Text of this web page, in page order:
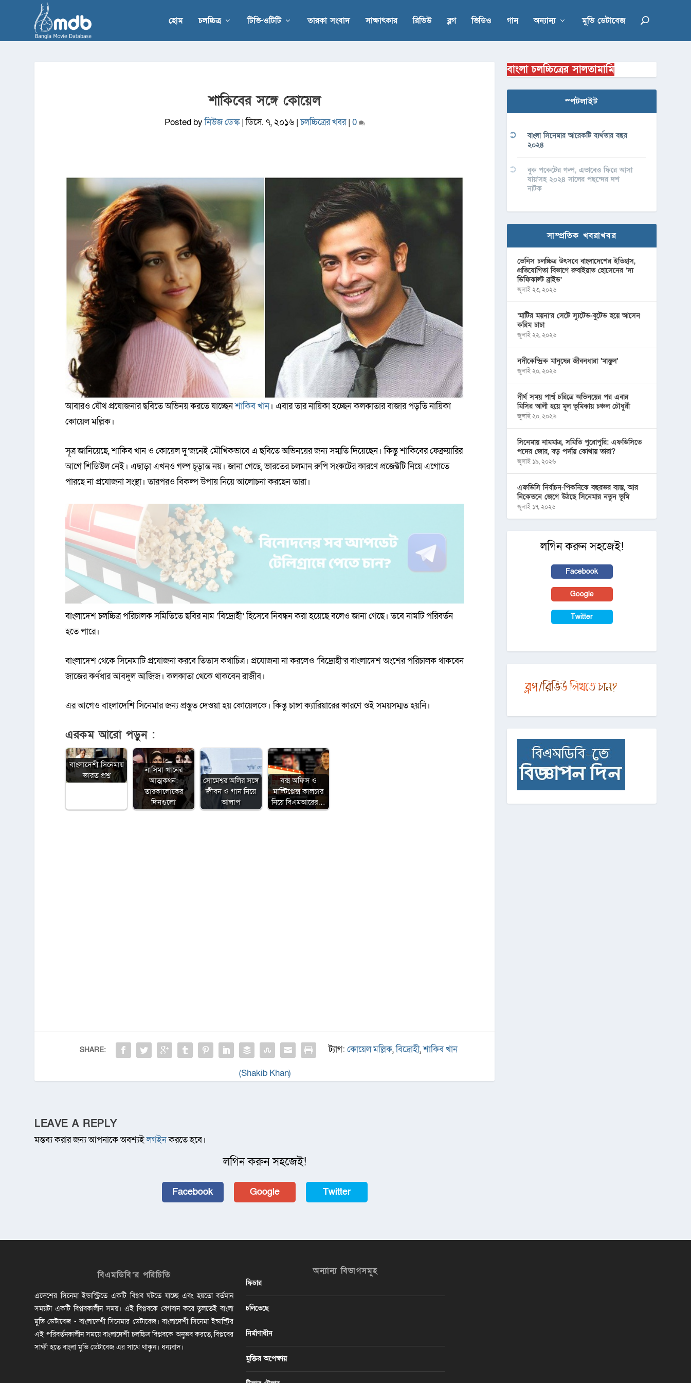
হোম চলচ্চিত্র টিভি-ওটিটি তারকা সংবাদ সাক্ষাৎকার রিভিউ ব্লগ ভিডিও গান অন্যান্য মুভি ডেটাবেজ
শাকিবের সঙ্গে কোয়েল
Posted byনিউজ ডেস্ক|ডিসে. ৭, ২০১৬|চলচ্চিত্রের খবর| 0
আবারও যৌথ প্রযোজনার ছবিতে অভিনয় করতে যাচ্ছেনশাকিব খান। এবার তার নায়িকা হচ্ছেন কলকাতার বাজার পড়তি নায়িকা
কোয়েল মল্লিক।
সূত্র জানিয়েছে, শাকিব খান ও কোয়েল দু’জনেই মৌখিকভাবে এ ছবিতে অভিনয়ের জন্য সম্মতি দিয়েছেন। কিন্তু শাকিবের ফেব্রুয়ারির
আগে শিডিউল নেই। এছাড়া এখনও গল্প চূড়ান্ত নয়। জানা গেছে, ভারতের চলমান রুপি সংকটের কারণে প্রজেক্টটি নিয়ে এগোতে
পারছে না প্রযোজনা সংস্থা। তারপরও বিকল্প উপায় নিয়ে আলোচনা করছেন তারা।
বাংলাদেশ চলচ্চিত্র পরিচালক সমিতিতে ছবির নাম ‘বিদ্রোহী’ হিসেবে নিবন্ধন করা হয়েছে বলেও জানা গেছে। তবে নামটি পরিবর্তন
হতে পারে।
বাংলাদেশ থেকে সিনেমাটি প্রযোজনা করবে তিতাস কথাচিত্র। প্রযোজনা না করলেও ‘বিদ্রোহী’র বাংলাদেশ অংশের পরিচালক থাকবেন
জাজের কর্ণধার আবদুল আজিজ। কলকাতা থেকে থাকবেন রাজীব।
এর আগেও বাংলাদেশি সিনেমার জন্য প্রস্তুত দেওয়া হয় কোয়েলকে। কিন্তু চাঙ্গা ক্যারিয়ারের কারণে ওই সময়সম্মত হয়নি।
এরকম আরো পড়ুন :
বাংলাদেশী সিনেমায়
ভারত প্রশ্ন
নাসিমা খানের
আত্মকথন:
তারকালোকের
দিনগুলো
সোমেশ্বর অলির সঙ্গে
জীবন ও গান নিয়ে
আলাপ
বক্স অফিস ও
মাল্টিপ্লেক্স কালচার
নিয়ে বিএমআরের…
SHARE: ট্যাগ: কোয়েল মল্লিক,বিদ্রোহী,শাকিব খান
(Shakib Khan)
LEAVE A REPLY
মন্তব্য করার জন্য আপনাকে অবশ্যইলগইনকরতে হবে।
লগিন করুন সহজেই!
Facebook Google Twitter
বাংলা চলচ্চিত্রের সালতামামি
স্পটলাইট
বাংলা সিনেমার আরেকটি ব্যর্থতার বছর
২০২৪
বুক পকেটের গল্প, এভাবেও ফিরে আসা
যায়’সহ ২০২৪ সালের পছন্দের দশ
নাটক
সাম্প্রতিক খবরাখবর
ভেনিস চলচ্চিত্র উৎসবে বাংলাদেশের ইতিহাস,
প্রতিযোগিতা বিভাগে রুবাইয়াত হোসেনের ‘দ্য
ডিফিকাল্ট ব্রাইড’
জুলাই ২৩, ২০২৬
‘মাটির ময়না’র সেটে স্যুটেড-বুটেড হয়ে আসেন
করিম চাচা
জুলাই ২২, ২০২৬
নদীকেন্দ্রিক মানুষের জীবনধারা ‘মাস্তুল’
জুলাই ২০, ২০২৬
দীর্ঘ সময় পার্শ্ব চরিত্রে অভিনয়ের পর এবার
মিসির আলী হয়ে মূল ভূমিকায় চঞ্চল চৌধুরী
জুলাই ২০, ২০২৬
সিনেমায় নামমাত্র, সমিতি পুরোপুরি: এফডিসিতে
পদের জোর, বড় পর্দায় কোথায় তারা?
জুলাই ১৯, ২০২৬
এফডিসি নির্বাচন-পিকনিকে বছরভর ব্যস্ত, আর
নিকেতনে জেগে উঠছে সিনেমার নতুন ভূমি
জুলাই ১৭, ২০২৬
লগিন করুন সহজেই!
Facebook
Google
Twitter
বিএমডিবি’র পরিচিতি
এদেশের সিনেমা ইন্ডাস্ট্রিতে একটি বিপ্লব ঘটতে যাচ্ছে এবং হয়তো বর্তমান
সময়টা একটি বিপ্লবকালীন সময়। এই বিপ্লবকে বেগবান করে তুলতেই বাংলা
মুভি ডেটাবেজ - বাংলাদেশী সিনেমার ডেটাবেজ। বাংলাদেশী সিনেমা ইন্ডাস্ট্রির
এই পরিবর্তনকালীন সময়ে বাংলাদেশী চলচ্চিত্র বিপ্লবকে অনুভব করতে, বিপ্লবের
সাক্ষী হতে বাংলা মুভি ডেটাবেজ এর সাথে থাকুন। ধন্যবাদ।
অন্যান্য বিভাগসমূহ
ফিচার
চলিতেছে
নির্মাণাধীন
মুক্তির অপেক্ষায়